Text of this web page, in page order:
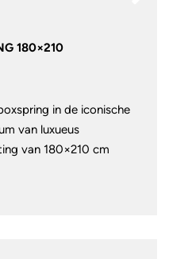
180×210
in de iconische
van luxueus
van 180×210 cm